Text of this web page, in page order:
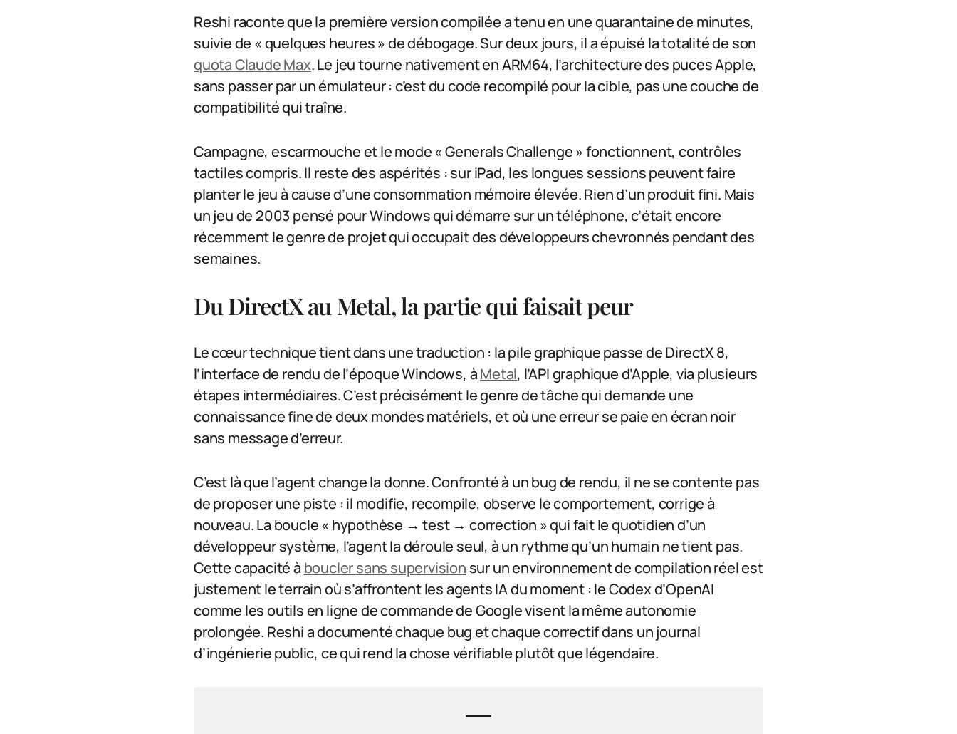
Reshi raconte que la première version compilée a tenu en une quarantaine de minutes,
suivie de « quelques heures » de débogage. Sur deux jours, il a épuisé la totalité de son
quota Claude Max. Le jeu tourne nativement en ARM64, l’architecture des puces Apple,
sans passer par un émulateur : c’est du code recompilé pour la cible, pas une couche de
compatibilité qui traîne.
Campagne, escarmouche et le mode « Generals Challenge » fonctionnent, contrôles
tactiles compris. Il reste des aspérités : sur iPad, les longues sessions peuvent faire
planter le jeu à cause d’une consommation mémoire élevée. Rien d’un produit fini. Mais
un jeu de 2003 pensé pour Windows qui démarre sur un téléphone, c’était encore
récemment le genre de projet qui occupait des développeurs chevronnés pendant des
semaines.
Du DirectX au Metal, la partie qui faisait peur
Le cœur technique tient dans une traduction : la pile graphique passe de DirectX 8,
l’interface de rendu de l’époque Windows, àMetal, l’API graphique d’Apple, via plusieurs
étapes intermédiaires. C’est précisément le genre de tâche qui demande une
connaissance fine de deux mondes matériels, et où une erreur se paie en écran noir
sans message d’erreur.
C’est là que l’agent change la donne. Confronté à un bug de rendu, il ne se contente pas
de proposer une piste : il modifie, recompile, observe le comportement, corrige à
nouveau. La boucle « hypothèse → test → correction » qui fait le quotidien d’un
développeur système, l’agent la déroule seul, à un rythme qu’un humain ne tient pas.
Cette capacité à boucler sans supervision sur un environnement de compilation réel est
justement le terrain où s’affrontent les agents IA du moment : le Codex d’OpenAI
comme les outils en ligne de commande de Google visent la même autonomie
prolongée. Reshi a documenté chaque bug et chaque correctif dans un journal
d’ingénierie public, ce qui rend la chose vérifiable plutôt que légendaire.